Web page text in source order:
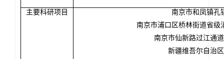
主要科研项目
南京市和凤镇孔
南京市浦口区桥林街道省级
南京市仙新路过江通
新疆维吾尔自治